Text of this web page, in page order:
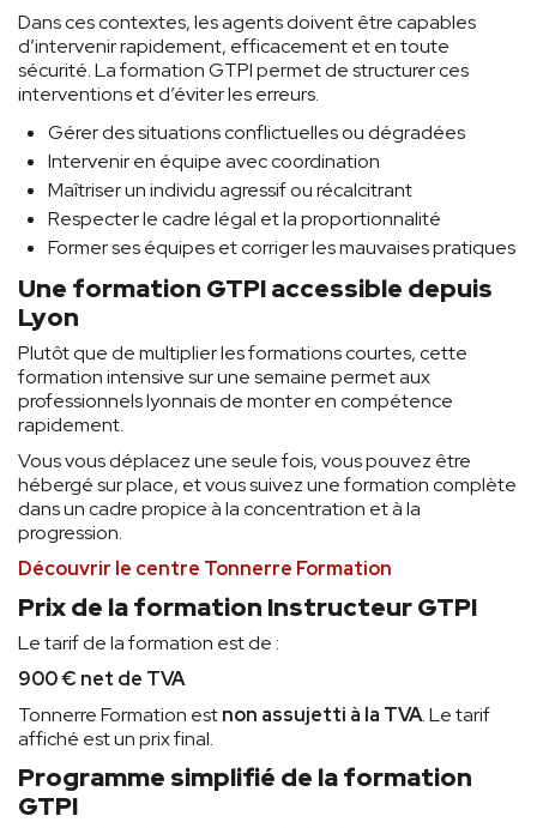
Dans ces contextes, les agents doivent être capables
d’intervenir rapidement, efficacement et en toute
sécurité. La formation GTPI permet de structurer ces
interventions et d’éviter les erreurs.
Gérer des situations conflictuelles ou dégradées
Intervenir en équipe avec coordination
Maîtriser un individu agressif ou récalcitrant
Respecter le cadre légal et la proportionnalité
Former ses équipes et corriger les mauvaises pratiques
Une formation GTPI accessible depuis
Lyon
Plutôt que de multiplier les formations courtes, cette
formation intensive sur une semaine permet aux
professionnels lyonnais de monter en compétence
rapidement.
Vous vous déplacez une seule fois, vous pouvez être
hébergé sur place, et vous suivez une formation complète
dans un cadre propice à la concentration et à la
progression.
Découvrir le centre Tonnerre Formation
Prix de la formation Instructeur GTPI
Le tarif de la formation est de :
900 € net de TVA
Tonnerre Formation estnon assujetti à la TVA. Le tarif
affiché est un prix final.
Programme simplifié de la formation
GTPI